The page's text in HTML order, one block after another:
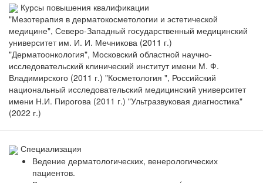
Курсы повышения квалификации
"Мезотерапия в дерматокосметологии и эстетической
медицине", Северо-Западный государственный медицинский
университет им. И. И. Мечникова (2011 г.)
"Дерматоонкология", Московский областной научно­-
исследовательский клинический институт имени М. Ф.
Владимирского (2011 г.) "Косметология ", Российский
национальный исследовательский медицинский университет
имени Н.И. Пирогова (2011 г.) "Ультразвуковая диагностика"
(2022 г.)
Специализация
Ведение дерматологических, венерологических
пациентов.